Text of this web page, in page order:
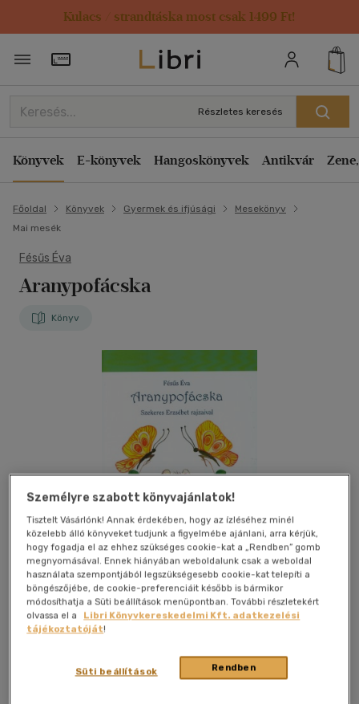
Kulacs / strandtáska most csak 1499 Ft!
Törzsvásárlói Kártya adatai
Részletes keresés
Könyvek E-könyvek Hangoskönyvek Antikvár
Főoldal Könyvek Gyermek és ifjúsági
Mesekönyv
Mai mesék
Fésűs Éva
Aranypofácska
Könyv
Kívánságlistához adom
|magyar nyelvű
Személyre szabott könyvajánlatok!
Tisztelt Vásárlónk! Annak érdekében, hogy az ízléséhez minél
közelebb álló könyveket tudjunk a figyelmébe ajánlani, arra kérjük,
hogy fogadja el az ehhez szükséges cookie-kat a „Rendben” gomb
megnyomásával. Ennek hiányában weboldalunk csak a weboldal
használata szempontjából legszükségesebb cookie-kat telepíti a
böngészőjébe, de cookie-preferenciáit később is bármikor
módosíthatja a Süti beállítások menüpontban. További részletekért
olvassa el a
Libri Könyvkereskedelmi Kft. adatkezelési
tájékoztatóját!
Rendben
Süti beállítások